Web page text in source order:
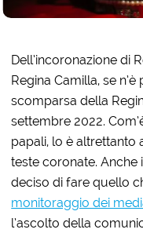
Dell’incoronazione di
Regina Camilla, se
scomparsa della
settembre 2022.
papali, lo è altrettanto
teste coronate.
deciso di fare quello
monitoraggio dei
l’ascolto della